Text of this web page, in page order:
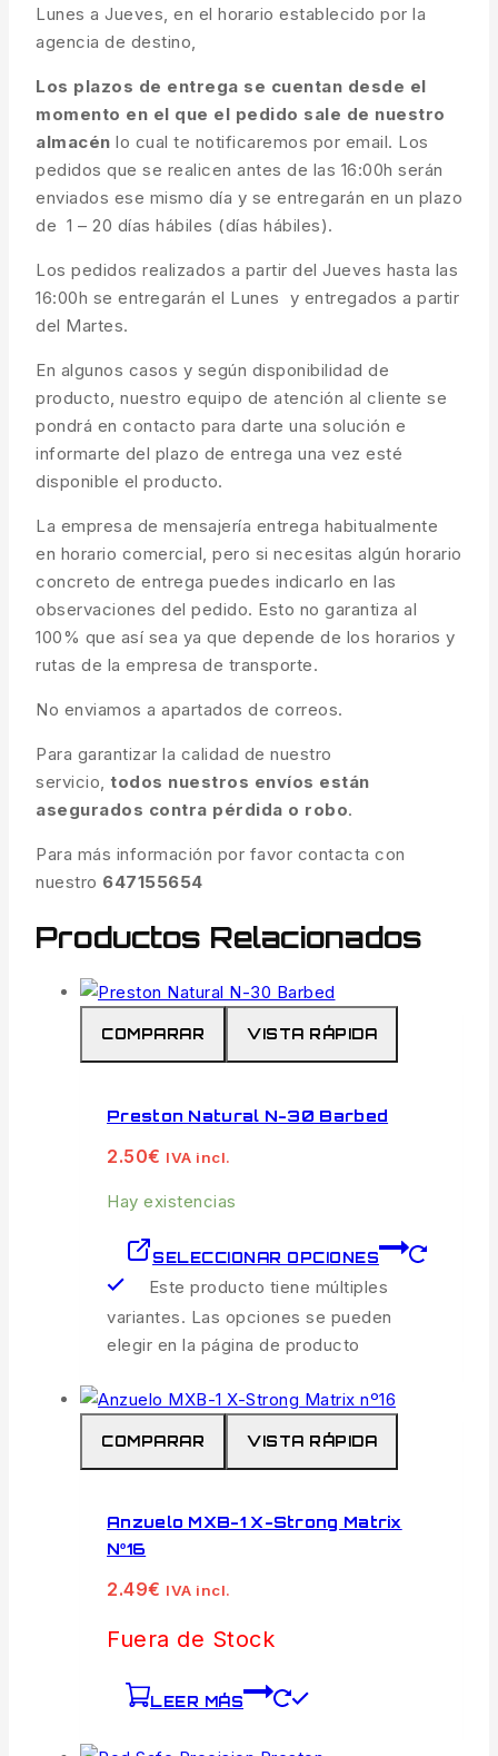
Lunes a Jueves, en el horario establecido por la
agencia de destino,
Los plazos de entrega se cuentan desde el
momento en el que el pedido sale de nuestro
almacén lo cual te notificaremos por email. Los
pedidos que se realicen antes de las 16:00h serán
enviados ese mismo día y se entregarán en un plazo
de 1 – 20 días hábiles (días hábiles).
Los pedidos realizados a partir del Jueves hasta las
16:00h se entregarán el Lunes y entregados a partir
del Martes.
En algunos casos y según disponibilidad de
producto, nuestro equipo de atención al cliente se
pondrá en contacto para darte una solución e
informarte del plazo de entrega una vez esté
disponible el producto.
La empresa de mensajería entrega habitualmente
en horario comercial, pero si necesitas algún horario
concreto de entrega puedes indicarlo en las
observaciones del pedido. Esto no garantiza al
100% que así sea ya que depende de los horarios y
rutas de la empresa de transporte.
No enviamos a apartados de correos.
Para garantizar la calidad de nuestro
servicio, todos nuestros envíos están
asegurados contra pérdida o robo.
Para más información por favor contacta con
nuestro 647155654
Productos Relacionados
COMPARAR VISTA RÁPIDA
Preston Natural N-30 Barbed
2.50€ IVA incl.
Hay existencias
SELECCIONAR OPCIONES
Este producto tiene múltiples
variantes. Las opciones se pueden
elegir en la página de producto
COMPARAR VISTA RÁPIDA
Anzuelo MXB-1 X-Strong Matrix
Nº16
2.49€ IVA incl.
Fuera de Stock
LEER MÁS